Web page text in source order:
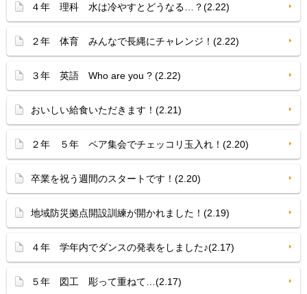
４年 理科 水は冷やすとどうなる…？(2.22)
２年 体育 みんなで長縄にチャレンジ！(2.22)
３年 英語 Who are you ? (2.22)
おいしい給食いただきます！(2.21)
２年 ５年 ペア集会でチェッコリ玉入れ！(2.20)
卒業を祝う週間のスタートです！(2.20)
地域防災拠点開設訓練が開かれました！(2.19)
４年 学年内でダンスの発表をしました♪(2.17)
５年 図工 彫って重ねて…(2.17)